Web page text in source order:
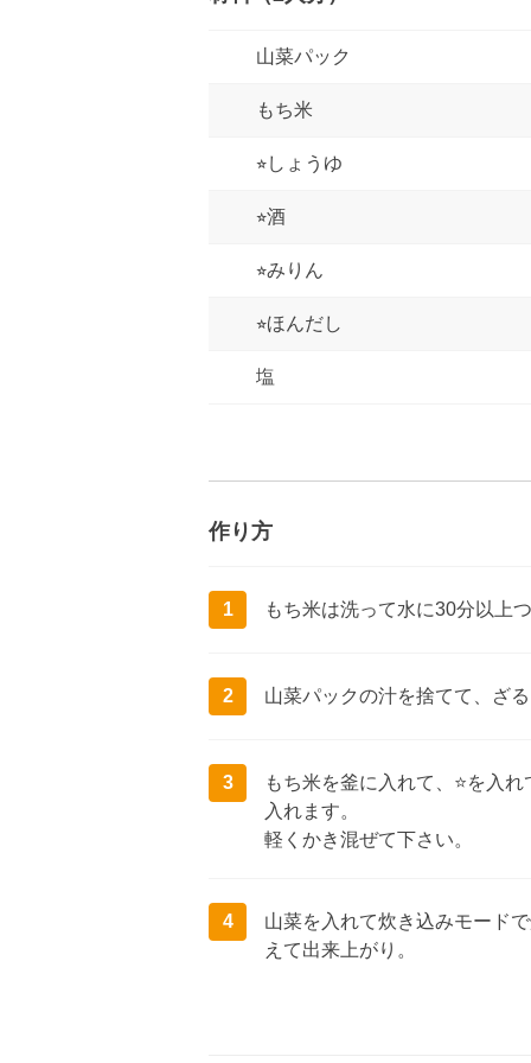
山菜パック
もち米
⭐︎しょうゆ
⭐︎酒
⭐︎みりん
⭐︎ほんだし
塩
作り方
1 もち米は洗って水に30分以上
2 山菜パックの汁を捨てて、ざ
3
もち米を釜に入れて、⭐を入
入れます。
軽くかき混ぜて下さい。
4
山菜を入れて炊き込みモード
えて出来上がり。